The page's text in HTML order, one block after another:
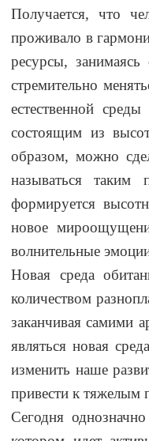
Получается, что
проживало в
ресурсы,
стремительно
естественной
состоящим из
образом, можно
называться таким
формируется
новое
волнительные
Новая среда
количеством
заканчивая самими
являться новая
изменить наше
привести к тяжелым
Сегодня